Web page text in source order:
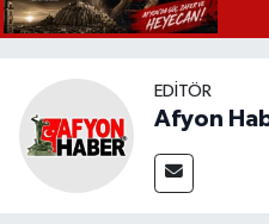
EDITÖR
Afyon